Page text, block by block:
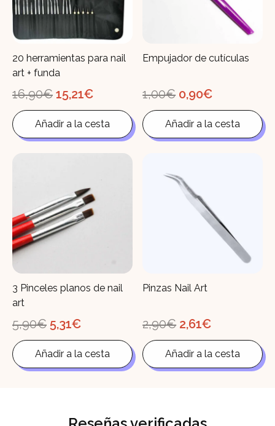
20 herramientas para nail
art + funda
16,90€ El
precio
original
era:
16,90€.
15,21€El
actual
es:
15,21€.
Añadir a la cesta
Empujador de cutículas
1,00€ El
precio
original
era:
1,00€.
0,90€El
actual
es:
0,90€.
Añadir a la cesta
3 Pinceles planos de nail
art
5,90€ El
precio
era:
5,90€.
5,31€El
es:
5,31€.
Añadir a la cesta
Pinzas Nail Art
2,90€ El
precio
era:
2,90€.
2,61€El
es:
2,61€.
Añadir a la cesta